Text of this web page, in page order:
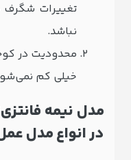
تغییرات شگرف
نباشد.
محدودیت در
خیلی کم نمی‌شود.
مدل نیمه
در انواع مدل عمل